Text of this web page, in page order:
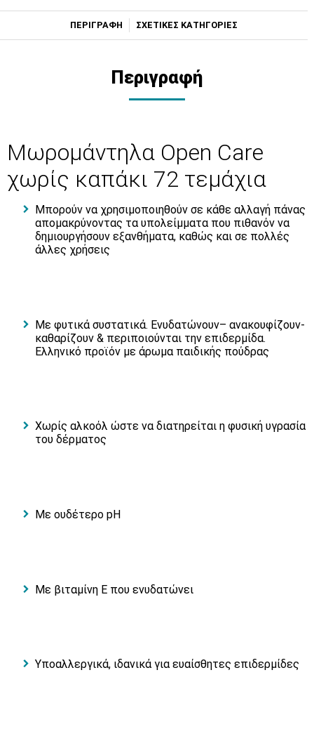
ΠΕΡΙΓΡΑΦΗ ΣΧΕΤΙΚΕΣ ΚΑΤΗΓΟΡΙΕΣ
Περιγραφή
Μωρομάντηλα Open Care
χωρίς καπάκι 72 τεμάχια
Μπορούν να χρησιμοποιηθούν σε κάθε αλλαγή πάνας
απομακρύνοντας τα υπολείμματα που πιθανόν να
δημιουργήσουν εξανθήματα, καθώς και σε πολλές
άλλες χρήσεις
Με φυτικά συστατικά. Ενυδατώνουν– ανακουφίζουν-
καθαρίζουν & περιποιούνται την επιδερμίδα.
Ελληνικό προϊόν με άρωμα παιδικής πούδρας
Χωρίς αλκοόλ ώστε να διατηρείται η φυσική υγρασία
του δέρματος
Με ουδέτερο pH
Mε βιταμίνη Ε που ενυδατώνει
Υποαλλεργικά, ιδανικά για ευαίσθητες επιδερμίδες